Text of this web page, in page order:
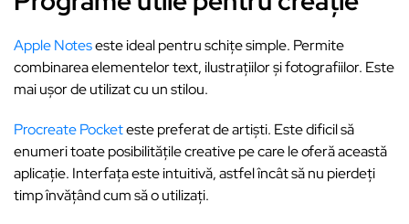
Apple Noteseste ideal pentru schițe simple. Permite
combinarea elementelor text, ilustrațiilor și fotografiilor. Este
mai ușor de utilizat cu un stilou.
Procreate Pocketeste preferat de artiști. Este dificil să
enumeri toate posibilitățile creative pe care le oferă această
aplicație. Interfața este intuitivă, astfel încât să nu pierdeți
timp învățând cum să o utilizați.